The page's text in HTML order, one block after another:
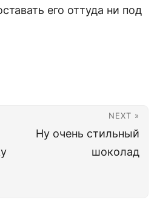
его оттуда ни под
NEXT »
Ну очень стильный
шоколад